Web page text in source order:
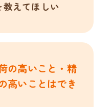
えてほしい
の高いこと・精
高いことはでき